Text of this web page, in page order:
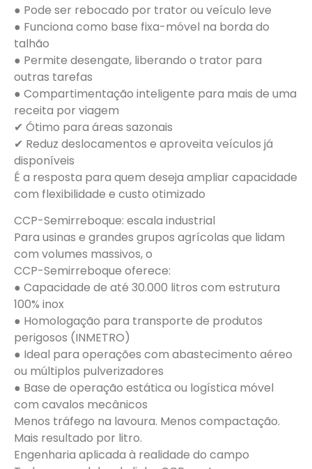
●​ Pode ser rebocado por trator ou veículo leve
●​ Funciona como base fixa-móvel na borda do
talhão
●​ Permite desengate, liberando o trator para
outras tarefas
●​ Compartimentação inteligente para mais de uma
receita por viagem
✔ Ótimo para áreas sazonais​
✔ Reduz deslocamentos e aproveita veículos já
disponíveis
É a resposta para quem deseja ampliar capacidade
com flexibilidade e custo otimizado
CCP-Semirreboque: escala industrial
Para usinas e grandes grupos agrícolas que lidam
com volumes massivos, o
CCP-Semirreboque oferece:
●​ Capacidade de até 30.000 litros com estrutura
100% inox
●​ Homologação para transporte de produtos
perigosos (INMETRO)
●​ Ideal para operações com abastecimento aéreo
ou múltiplos pulverizadores
●​ Base de operação estática ou logística móvel
com cavalos mecânicos
Menos tráfego na lavoura. Menos compactação.
Mais resultado por litro.​
Engenharia aplicada à realidade do campo